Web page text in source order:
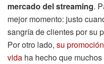
mercado del streaming.
mejor momento: justo
sangría de clientes por su
Por otro lado, su
vida ha hecho que